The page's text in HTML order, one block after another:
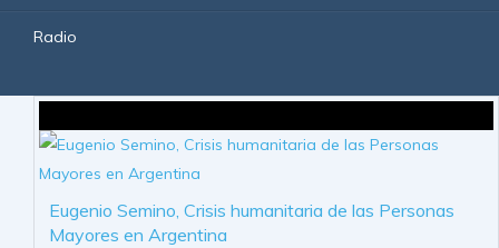
Radio
Eugenio Semino, Crisis humanitaria de las Personas
Mayores en Argentina